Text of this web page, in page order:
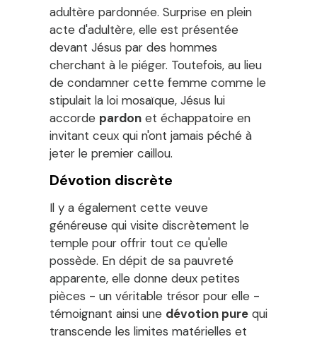
adultère pardonnée. Surprise en plein
acte d'adultère, elle est présentée
devant Jésus par des hommes
cherchant à le piéger. Toutefois, au lieu
de condamner cette femme comme le
stipulait la loi mosaïque, Jésus lui
accorde pardon et échappatoire en
invitant ceux qui n'ont jamais péché à
jeter le premier caillou.
Dévotion discrète
Il y a également cette veuve
généreuse qui visite discrètement le
temple pour offrir tout ce qu'elle
possède. En dépit de sa pauvreté
apparente, elle donne deux petites
pièces - un véritable trésor pour elle -
témoignant ainsi une dévotion pure qui
transcende les limites matérielles et